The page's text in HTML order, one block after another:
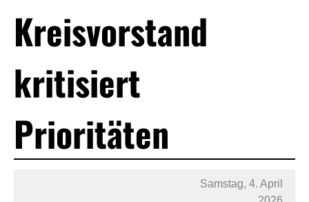
Kreisvorstand
kritisiert
Prioritäten
Samstag, 4. April